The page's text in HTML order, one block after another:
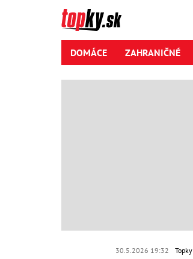
DOMÁCE ZAHRANIČNÉ
30.5.2026 19:32 Topky